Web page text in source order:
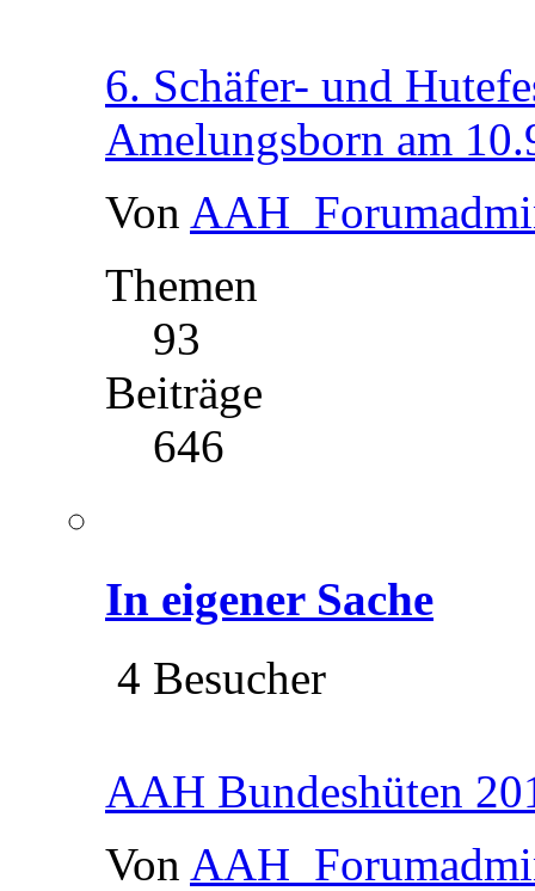
6. Schäfer- und
Amelungsborn am
Von
Themen
93
Beiträge
646
In eigener Sache
4 Besucher
AAH Bundeshüten
Von